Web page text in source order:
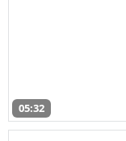
05:32